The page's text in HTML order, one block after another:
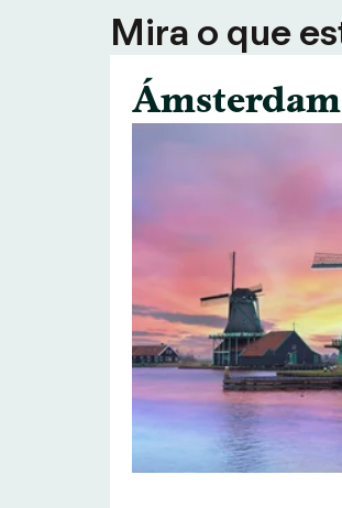
Mira o que
Ámsterdam